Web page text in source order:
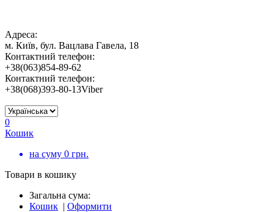
Адреса:
м. Київ, бул. Вацлава Гавела, 18
Контактний телефон:
+38(063)854-89-62
Контактний телефон:
+38(068)393-80-13Viber
0
Кошик
на суму 0 грн.
Товари в кошику
Загальна сума:
Кошик | Оформити